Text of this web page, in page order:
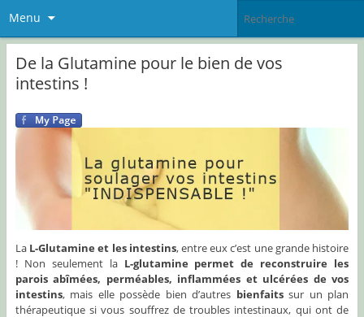
Menu
De la Glutamine pour le bien de vos
intestins !
La L-Glutamine et les intestins, entre eux c’est une grande histoire
! Non seulement la L-glutamine permet de reconstruire les
parois abîmées, perméables, inflammées et ulcérées de vos
intestins, mais elle possède bien d’autres bienfaitssur un plan
thérapeutique si vous souffrez de troubles intestinaux, qui ont de